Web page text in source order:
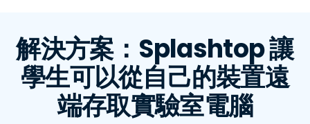
解決方案：Splashtop 讓
學生可以從自己的裝置遠
端存取實驗室電腦